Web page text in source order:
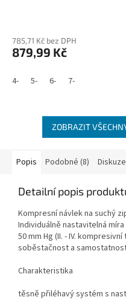
785,71 Kč bez DPH
879,99 Kč
4- 5- 6- 7-
ZOBRAZIT
Popis Podobné (8) Diskuze
Detailní popis
Kompresní návlek na suchý
Individuálně nastavitelná
50 mm Hg (II. - IV.
soběstačnost a
Charakteristika
těsně přiléhavý systém s